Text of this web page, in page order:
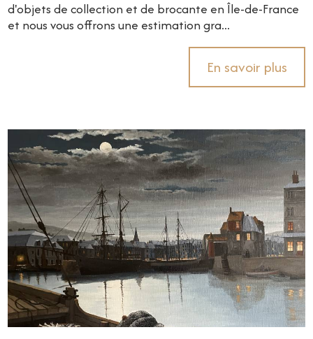
d'objets de collection et de brocante en Île-de-France
et nous vous offrons une estimation gra...
En savoir plus